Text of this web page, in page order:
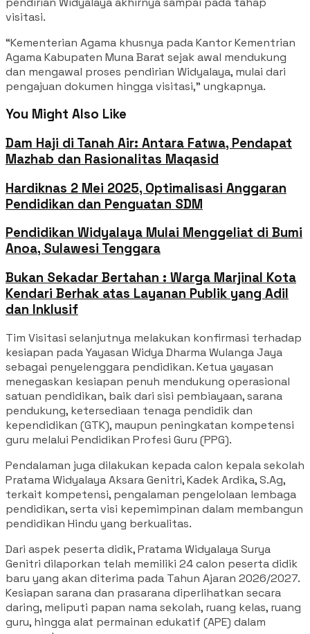
visitasi.
“Kementerian Agama khusnya pada Kantor Kementrian
Agama Kabupaten Muna Barat sejak awal mendukung
dan mengawal proses pendirian Widyalaya, mulai dari
pengajuan dokumen hingga visitasi,” ungkapnya.
You Might Also Like
Dam Haji di Tanah Air: Antara Fatwa, Pendapat
Mazhab dan Rasionalitas Maqasid
Hardiknas 2 Mei 2025, Optimalisasi Anggaran
Pendidikan dan Penguatan SDM
Pendidikan Widyalaya Mulai Menggeliat di Bumi
Anoa, Sulawesi Tenggara
Bukan Sekadar Bertahan : Warga Marjinal Kota
Kendari Berhak atas Layanan Publik yang Adil
dan Inklusif
Tim Visitasi selanjutnya melakukan konfirmasi terhadap
kesiapan pada Yayasan Widya Dharma Wulanga Jaya
sebagai penyelenggara pendidikan. Ketua yayasan
menegaskan kesiapan penuh mendukung operasional
satuan pendidikan, baik dari sisi pembiayaan, sarana
pendukung, ketersediaan tenaga pendidik dan
kependidikan (GTK), maupun peningkatan kompetensi
guru melalui Pendidikan Profesi Guru (PPG).
Pendalaman juga dilakukan kepada calon kepala sekolah
Pratama Widyalaya Aksara Genitri, Kadek Ardika, S.Ag,
terkait kompetensi, pengalaman pengelolaan lembaga
pendidikan, serta visi kepemimpinan dalam membangun
pendidikan Hindu yang berkualitas.
Dari aspek peserta didik, Pratama Widyalaya Surya
Genitri dilaporkan telah memiliki 24 calon peserta didik
baru yang akan diterima pada Tahun Ajaran 2026/2027.
Kesiapan sarana dan prasarana diperlihatkan secara
daring, meliputi papan nama sekolah, ruang kelas, ruang
guru, hingga alat permainan edukatif (APE) dalam